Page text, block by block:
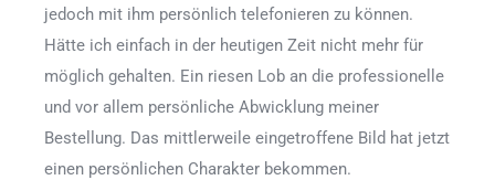
jedoch mit ihm persönlich telefonieren zu können.
Hätte ich einfach in der heutigen Zeit nicht mehr für
möglich gehalten. Ein riesen Lob an die professionelle
und vor allem persönliche Abwicklung meiner
Bestellung. Das mittlerweile eingetroffene Bild hat jetzt
einen persönlichen Charakter bekommen.